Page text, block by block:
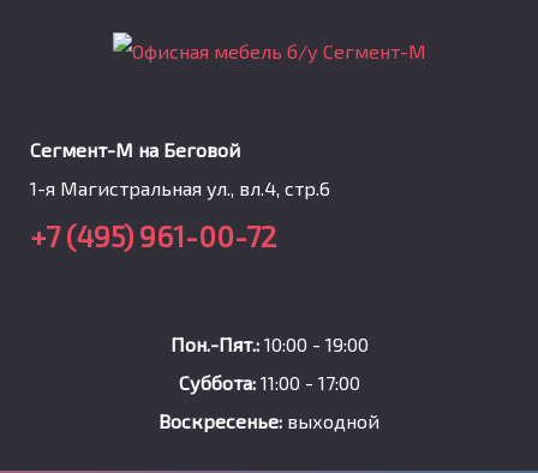
Сегмент-М на Беговой
1-я Магистральная ул., вл.4, стр.6
+7 (495) 961-00-72
Пон.-Пят.: 10:00 - 19:00
Суббота:11:00 - 17:00
Воскресенье: выходной